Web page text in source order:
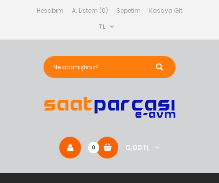
Hesabım A. Listem (0) Sepetim
Kasaya Git
TL
0 0,00TL